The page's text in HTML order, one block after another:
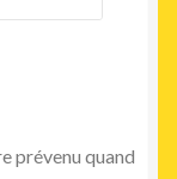
prévenu quand